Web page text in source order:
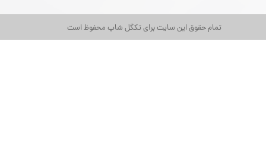
تمام حقوق این سایت برای تکگل شاپ محفوظ است